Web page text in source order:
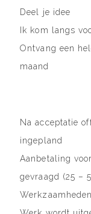
Deel je idee
Ik kom langs
Ontvang een
maand
Na acceptatie
ingepland
Aanbetaling
gevraagd (25 –